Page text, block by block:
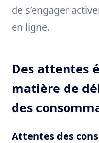
de s’engager
en ligne.
Des attentes
matière de
des
Attentes des